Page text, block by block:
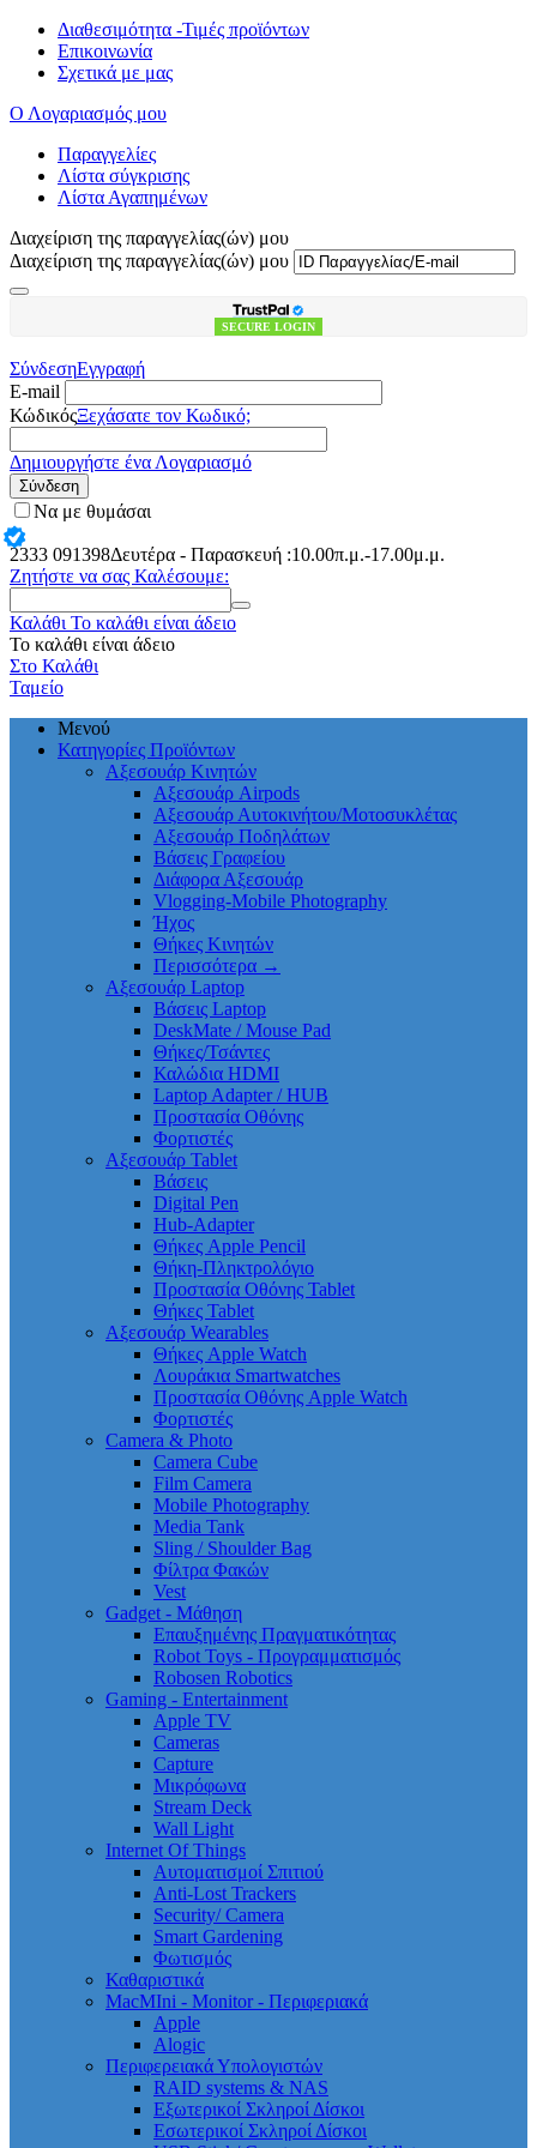
Διαθεσιμότητα -Τιμές προϊόντων
Επικοινωνία
Σχετικά με μας
Ο Λογαριασμός μου
Παραγγελίες
Λίστα σύγκρισης
Λίστα Αγαπημένων
Διαχείριση της παραγγελίας(ών) μου
Διαχείριση της παραγγελίας(ών) μου
SECURE LOGIN
ΣύνδεσηΕγγραφή
E-mail
ΚώδικόςΞεχάσατε τον Κωδικό;
Δημιουργήστε ένα Λογαριασμό
Σύνδεση
Να με θυμάσαι
2333 091398Δευτέρα - Παρασκευή :10.00π.μ.-17.00μ.μ.
Ζητήστε να σας Καλέσουμε:
Καλάθι Το καλάθι είναι άδειο
Το καλάθι είναι άδειο
Στο Καλάθι
Ταμείο
Μενού
Κατηγορίες Προϊόντων
Αξεσουάρ Κινητών
Αξεσουάρ Airpods
Αξεσουάρ Αυτοκινήτου/Μοτοσυκλέτας
Αξεσουάρ Ποδηλάτων
Βάσεις Γραφείου
Διάφορα Αξεσουάρ
Vlogging-Mobile Photography
Ήχος
Θήκες Κινητών
Περισσότερα →
Αξεσουάρ Laptop
Βάσεις Laptop
DeskMate / Mouse Pad
Θήκες/Τσάντες
Καλώδια HDMI
Laptop Adapter / HUB
Προστασία Οθόνης
Φορτιστές
Αξεσουάρ Tablet
Βάσεις
Digital Pen
Hub-Adapter
Θήκες Apple Pencil
Θήκη-Πληκτρολόγιο
Προστασία Οθόνης Tablet
Θήκες Tablet
Αξεσουάρ Wearables
Θήκες Apple Watch
Λουράκια Smartwatches
Προστασία Οθόνης Apple Watch
Φορτιστές
Camera & Photo
Camera Cube
Film Camera
Mobile Photography
Media Tank
Sling / Shoulder Bag
Φίλτρα Φακών
Vest
Gadget - Μάθηση
Επαυξημένης Πραγματικότητας
Robot Toys - Προγραμματισμός
Robosen Robotics
Gaming - Entertainment
Apple TV
Cameras
Capture
Μικρόφωνα
Stream Deck
Wall Light
Internet Of Things
Αυτοματισμοί Σπιτιού
Anti-Lost Trackers
Security/ Camera
Smart Gardening
Φωτισμός
Καθαριστικά
MacMIni - Monitor - Περιφεριακά
Apple
Alogic
Περιφερειακά Υπολογιστών
RAID systems & NAS
Εξωτερικοί Σκληροί Δίσκοι
Εσωτερικοί Σκληροί Δίσκοι